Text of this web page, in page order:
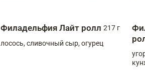
Филадельфия Лайт ролл 217 г
лосось, сливочный сыр, огурец